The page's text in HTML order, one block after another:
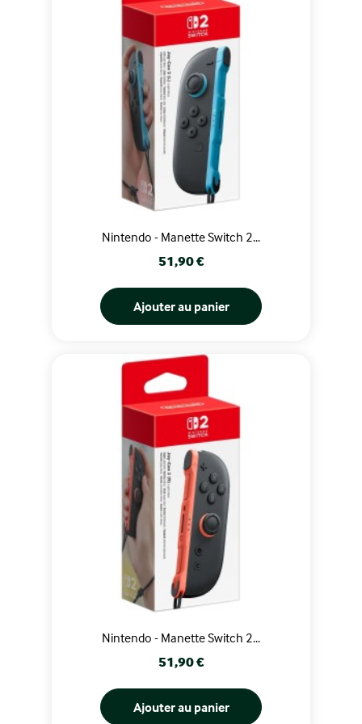
Nintendo - Manette Switch 2...
Prix
51,90 €
Ajouter au panier
Nintendo - Manette Switch 2...
Prix
51,90 €
Ajouter au panier